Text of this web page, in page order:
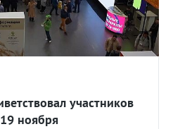
участников
ноября